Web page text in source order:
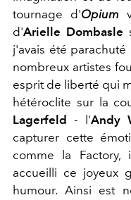
tournage d'Opium
d'Arielle Dombasle
j'avais été
nombreux artistes
esprit de liberté qui
hétéroclite sur la
Lagerfeld
- l'Andy
capturer cette
comme la
accueilli ce joyeux
humour. Ainsi est